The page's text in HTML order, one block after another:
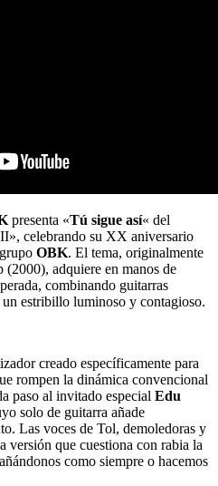
presenta «Tú sigue así« del
, celebrando su XX aniversario
OBK. El tema, originalmente
(2000), adquiere en manos de
combinando guitarras
un estribillo luminoso y contagioso.
creado específicamente para
rompen la dinámica convencional
paso al invitado especial Edu
solo de guitarra añade
Las voces de Tol, demoledoras y
versión que cuestiona con rabia la
como siempre o hacemos